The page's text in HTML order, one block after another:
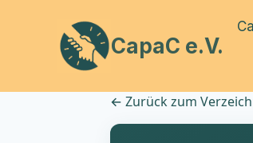
CapaC e.V.
← Zurück zum